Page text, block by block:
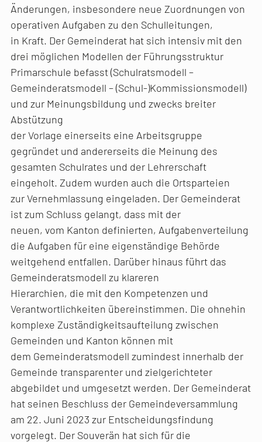
Änderungen, insbesondere neue Zuordnungen von
operativen Aufgaben zu den Schulleitungen,
in Kraft. Der Gemeinderat hat sich intensiv mit den
drei möglichen Modellen der Führungsstruktur
Primarschule befasst (Schulratsmodell –
Gemeinderatsmodell – (Schul-)Kommissionsmodell)
und zur Meinungsbildung und zwecks breiter
Abstützung
der Vorlage einerseits eine Arbeitsgruppe
gegründet und andererseits die Meinung des
gesamten Schulrates und der Lehrerschaft
eingeholt. Zudem wurden auch die Ortsparteien
zur Vernehmlassung eingeladen. Der Gemeinderat
ist zum Schluss gelangt, dass mit der
neuen, vom Kanton definierten, Aufgabenverteilung
die Aufgaben für eine eigenständige Behörde
weitgehend entfallen. Darüber hinaus führt das
Gemeinderatsmodell zu klareren
Hierarchien, die mit den Kompetenzen und
Verantwortlichkeiten übereinstimmen. Die ohnehin
komplexe Zuständigkeitsaufteilung zwischen
Gemeinden und Kanton können mit
dem Gemeinderatsmodell zumindest innerhalb der
Gemeinde transparenter und zielgerichteter
abgebildet und umgesetzt werden. Der Gemeinderat
hat seinen Beschluss der Gemeindeversammlung
am 22. Juni 2023 zur Entscheidungsfindung
vorgelegt. Der Souverän hat sich für die